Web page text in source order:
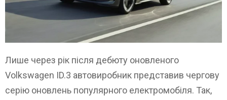
Лише через рік після дебюту оновленого
Volkswagen ID.3 автовиробник представив чергову
серію оновлень популярного електромобіля. Так,